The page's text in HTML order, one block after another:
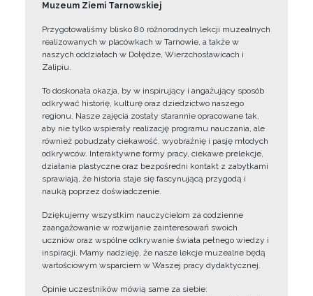
Muzeum Ziemi Tarnowskiej
Przygotowaliśmy blisko 80 różnorodnych lekcji muzealnych
realizowanych w placówkach w Tarnowie, a także w
naszych oddziałach w Dołędze, Wierzchosławicach i
Zalipiu.
To doskonała okazja, by w inspirujący i angażujący sposób
odkrywać historię, kulturę oraz dziedzictwo naszego
regionu. Nasze zajęcia zostały starannie opracowane tak,
aby nie tylko wspierały realizację programu nauczania, ale
również pobudzały ciekawość, wyobraźnię i pasję młodych
odkrywców. Interaktywne formy pracy, ciekawe prelekcje,
działania plastyczne oraz bezpośredni kontakt z zabytkami
sprawiają, że historia staje się fascynującą przygodą i
nauką poprzez doświadczenie.
Dziękujemy wszystkim nauczycielom za codzienne
zaangażowanie w rozwijanie zainteresowań swoich
uczniów oraz wspólne odkrywanie świata pełnego wiedzy i
inspiracji. Mamy nadzieję, że nasze lekcje muzealne będą
wartościowym wsparciem w Waszej pracy dydaktycznej.
Opinie uczestników mówią same za siebie: